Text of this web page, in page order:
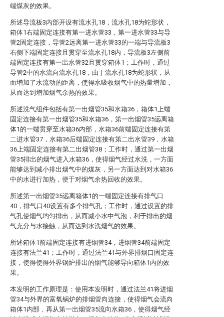
端煤灰的效果。
所述导流板3内部开设有流水孔18，流水孔18为蛇形状，
箱体1右端固定连接有第一进水管33，第一进水管33与导
管2固定连接，导管2远离第一进水管33的一端与导流板3
右侧下端固定连接且贯穿至流水孔18内，导流板3左侧前
端固定连接有第一出水管32且贯穿箱体1；工作时，通过
导管2中的水流向流水孔18，由于流水孔18为蛇形状，从
而增加了水流动的距离，使得水吸收烟气中的热量增加，
从而达到增加烟气余热的效果。
所述洗气组件包括有第一出烟管35和水箱36，箱体1上端
固定连接有第一出烟管35和水箱36，第一出烟管35远离箱
体1的一端贯穿至水箱36内部，水箱36前端固定连接有第
二进水管37，水箱36后端固定连接有第二出水管39，水箱
36上端固定连接有第二出烟管38；工作时，通过第一出烟
管35排出的烟气进入水箱36，使得烟气经过水洗，一方面
能够达到减小排出烟气中的煤灰，另一方面达到对水箱36
中的水进行加热，便于对烟气余热回收的效果。
所述第一出烟管35远离箱体1的一端固定连接有排气口
40，排气口40设置有多个排气孔；工作时，通过设置的排
气孔使烟气均匀排出，从而减小水中气泡，利于排出的烟
气充分与水接触，从而达到水洗烟气的效果。
所述箱体1前端固定连接有进烟管34，进烟管34前端固定
连接有法兰41；工作时，通过法兰41与外界排烟口固定连
接，使得使得外界锅炉排出的烟气能够导向箱体1内的效
果。
本发明的工作原理是：使用本发明时，通过法兰41将进烟
管34与外界的富氧锅炉的排烟管向连接，使得烟气会流向
箱体1内部，再从第一出烟管35流向水箱36，使得烟气经